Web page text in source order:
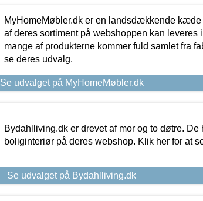
MyHomeMøbler.dk er en landsdækkende kæde
af deres sortiment på webshoppen kan leveres
mange af produkterne kommer fuld samlet fra
se deres udvalg.
Se udvalget på MyHomeMøbler.dk
Bydahlliving.dk er drevet af mor og to døtre. De
boliginteriør på deres webshop. Klik her for at
Se udvalget på Bydahlliving.dk